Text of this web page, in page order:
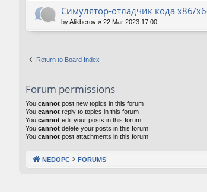
Симулятор-отладчик кода x86/
byAlikberov » 22 Mar 2023 17:00
Return to Board Index
Forum permissions
You cannot post new topics in this forum
You cannot reply to topics in this forum
You cannot edit your posts in this forum
You cannot delete your posts in this forum
You cannot post attachments in this forum
NEDOPC FORUMS